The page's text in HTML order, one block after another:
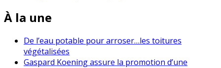
À la une
De l’eau potable pour arroser…les toitures
végétalisées
Gaspard Koening assure la promotion d’une